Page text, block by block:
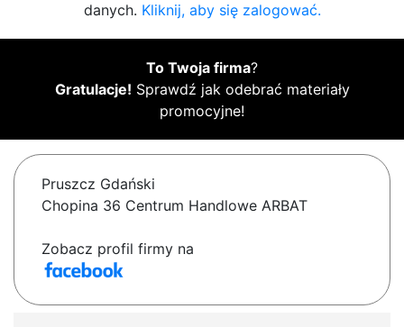
danych. Kliknij, aby się zalogować.
To Twoja firma?
Gratulacje! Sprawdź jak odebrać materiały
promocyjne!
Pruszcz Gdański
Chopina 36 Centrum Handlowe ARBAT
Zobacz profil firmy na